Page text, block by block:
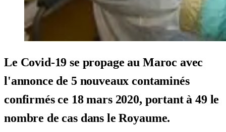
Le Covid-19 se propage au Maroc avec
l'annonce de 5 nouveaux contaminés
confirmés ce 18 mars 2020, portant à 49 le
nombre de cas dans le Royaume.